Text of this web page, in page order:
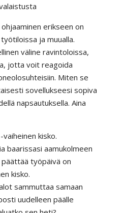
erikseen on
ja muualla.
väline ravintoloissa,
jotta voit reagoida
Miten se
sovellukseesi sopiva
napsautuksella. Aina
kisko.
baarissasi aamukolmeen
työpäivä on
kisko.
sammuttaa samaan
uudelleen päälle